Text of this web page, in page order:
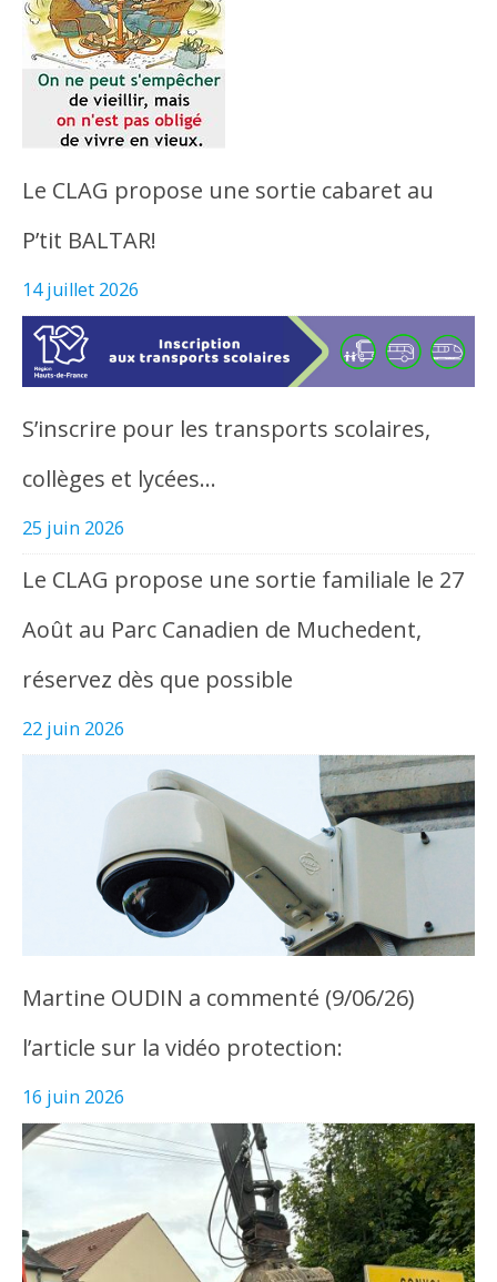
Le CLAG propose une sortie cabaret au
P’tit BALTAR!
14 juillet 2026
S’inscrire pour les transports scolaires,
collèges et lycées…
25 juin 2026
Le CLAG propose une sortie familiale le 27
Août au Parc Canadien de Muchedent,
réservez dès que possible
22 juin 2026
Martine OUDIN a commenté (9/06/26)
l’article sur la vidéo protection:
16 juin 2026